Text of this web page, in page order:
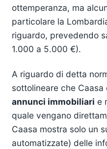
ottemperanza, ma
particolare la
riguardo, prevedendo
1.000 a 5.000 €).
A riguardo di detta
sottolineare che Caasa
annunci immobiliari e
quale vengano
Caasa mostra solo un
automatizzate) delle